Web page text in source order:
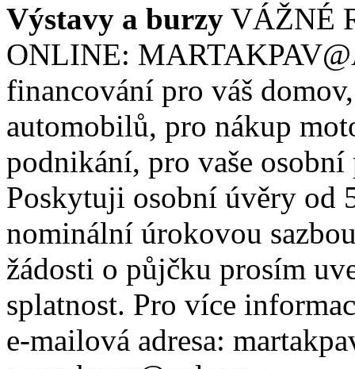
Výstavy a burzy VÁŽNÉ
ONLINE:
financování pro váš
automobilů, pro nákup
podnikání, pro vaše
Poskytuji osobní úvěry od
nominální úrokovou
žádosti o půjčku prosím
splatnost. Pro více
e-mailová adresa: